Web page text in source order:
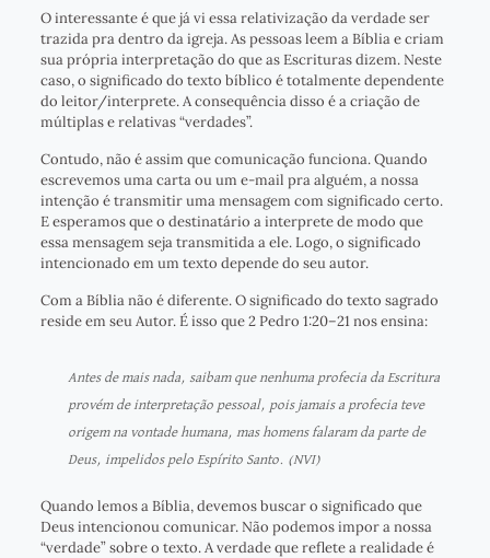
O interessante é que já vi essa relativização da verdade ser
trazida pra dentro da igreja. As pessoas leem a Bíblia e criam
sua própria interpretação do que as Escrituras dizem. Neste
caso, o significado do texto bíblico é totalmente dependente
do leitor/interprete. A consequência disso é a criação de
múltiplas e relativas “verdades”.
Contudo, não é assim que comunicação funciona. Quando
escrevemos uma carta ou um e-mail pra alguém, a nossa
intenção é transmitir uma mensagem com significado certo.
E esperamos que o destinatário a interprete de modo que
essa mensagem seja transmitida a ele. Logo, o significado
intencionado em um texto depende do seu autor.
Com a Bíblia não é diferente. O significado do texto sagrado
reside em seu Autor. É isso que 2 Pedro 1:20–21 nos ensina:
Antes de mais nada, saibam que nenhuma profecia da Escritura
provém de interpretação pessoal, pois jamais a profecia teve
origem na vontade humana, mas homens falaram da parte de
Deus, impelidos pelo Espírito Santo. (NVI)
Quando lemos a Bíblia, devemos buscar o significado que
Deus intencionou comunicar. Não podemos impor a nossa
“verdade” sobre o texto. A verdade que reflete a realidade é